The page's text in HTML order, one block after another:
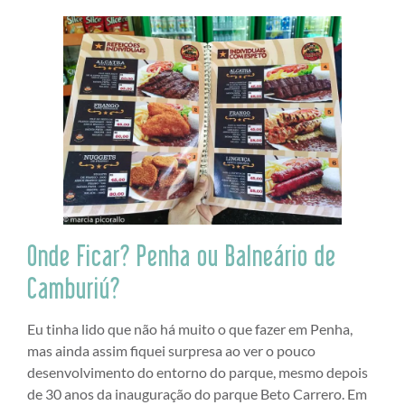
Onde Ficar? Penha ou Balneário de
Camburiú?
Eu tinha lido que não há muito o que fazer em Penha,
mas ainda assim fiquei surpresa ao ver o pouco
desenvolvimento do entorno do parque, mesmo depois
de 30 anos da inauguração do parque Beto Carrero. Em